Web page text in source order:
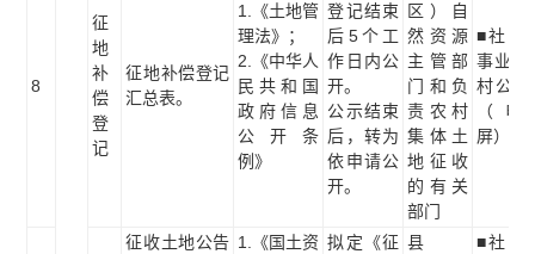
8
征
地
补
偿
登
记
征地补偿登记
汇总表。
1.《土地管
理法》；
2.《中华人
民共和国
政府信息
公开条
例》
登记结束
后5个工
作日内公
开。
公示结束
后，转为
依申请公
开。
区）自
然资源
主管部
门和负
责农村
集体土
地征收
的有关
部门
■社区/
事业单
村公
（电
屏）
征收土地公告 1.《国土资 拟定《征 县
■社区/